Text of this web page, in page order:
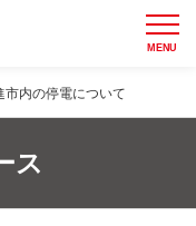
MENU
市内の停電について
ス